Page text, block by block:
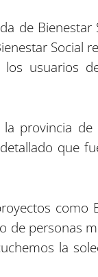
de Bienestar
Social
usuarios
provincia
que
como
personas
la